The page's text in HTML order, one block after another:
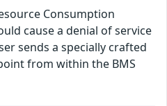
Consumption
cause a denial of service
sends a specially crafted
from within the BMS